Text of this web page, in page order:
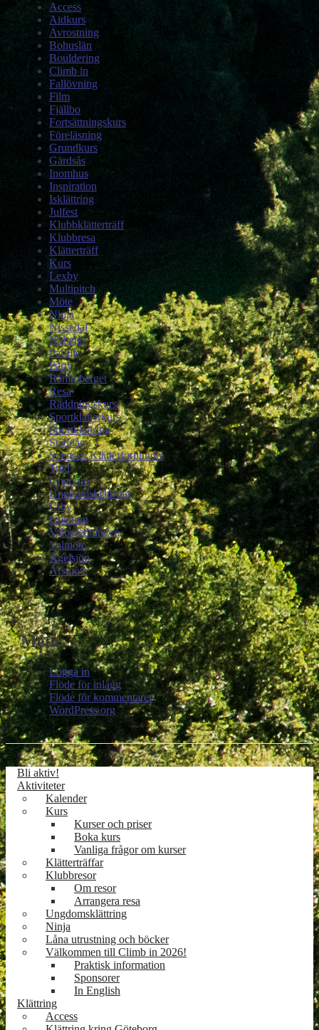
Access
Aidkurs
Avrostning
Bohuslän
Bouldering
Climb in
Fallövning
Film
Fjällbo
Fortsättningskurs
Föreläsning
Grundkurs
Gärdsås
Inomhus
Inspiration
Isklättring
Julfest
Klubbklätterträff
Klubbresa
Klätterträff
Kurs
Lexby
Multipitch
Möte
Ninja
Nissedal
Nyheter
Partille
Party
Rammberget
Resa
Räddningskurs
Sportklätterkurs
Sportklättring
Städdag
Svenska Klätterförbundet
Trad
Ungdom
Ungdomsklättring
Utby
Utlåning
Valberedningen
Valmöte
Ågelsjön
Årsmöte
Meta
Logga in
Flöde för inlägg
Flöde för kommentarer
WordPress.org
Bli aktiv!
Aktiviteter
Kalender
Kurs
Kurser och priser
Boka kurs
Vanliga frågor om kurser
Klätterträffar
Klubbresor
Om resor
Arrangera resa
Ungdomsklättring
Ninja
Låna utrustning och böcker
Välkommen till Climb in 2026!
Praktisk information
Sponsorer
In English
Klättring
Access